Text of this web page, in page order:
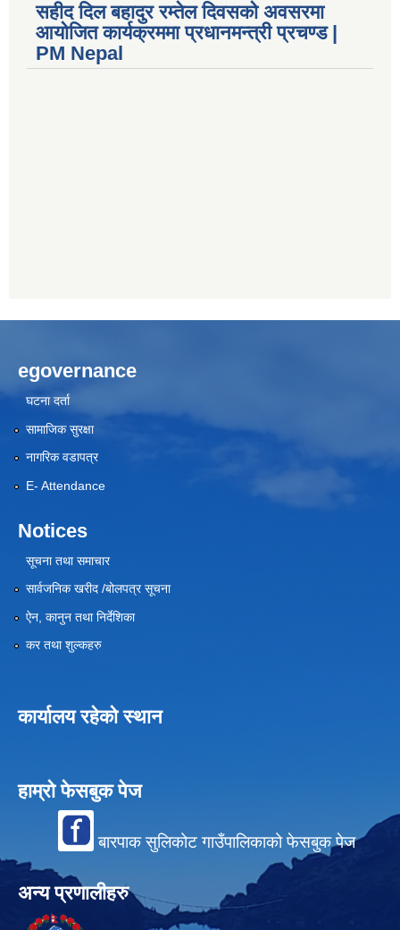
सहीद दिल बहादुर रम्तेल दिवसको अवसरमा
आयोजित कार्यक्रममा प्रधानमन्त्री प्रचण्ड |
PM Nepal
egovernance
घटना दर्ता
सामाजिक सुरक्षा
नागरिक वडापत्र
E- Attendance
Notices
सूचना तथा समाचार
सार्वजनिक खरीद /बोलपत्र सूचना
ऐन, कानुन तथा निर्देशिका
कर तथा शुल्कहरु
कार्यालय रहेको स्थान
हाम्रो फेसबुक पेज
बारपाक सुलिकोट गाउँपालिकाको फेसबुक पेज
अन्य प्रणालीहरु